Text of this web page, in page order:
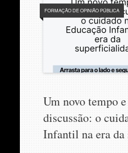
FORMAÇÃO DE OPINIÃO PÚBLICA
Um novo tempo
discussão: o
Infantil na era